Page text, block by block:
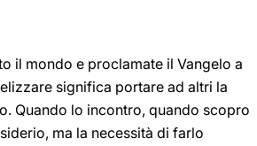
il mondo e proclamate il Vangelo a
significa portare ad altri la
Quando lo incontro, quando scopro
ma la necessità di farlo